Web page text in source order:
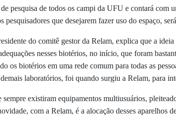
pesquisa de todos os campi da UFU e contará
pesquisadores que desejarem fazer uso do espaço,
do comitê gestor da Relam, explica que a
nesses biotérios, no início, que foram
os biotérios em uma rede comum para todas as
laboratórios, foi quando surgiu a Relam, para
existiram equipamentos multiusuários,
com a Relam, é a alocação desses aparelhos